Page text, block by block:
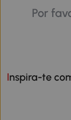
Por
Inspira-te